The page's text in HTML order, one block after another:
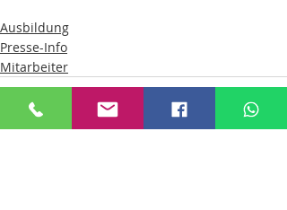
Ausbildung
Presse-Info
Mitarbeiter